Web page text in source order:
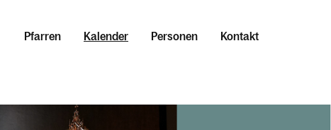
Pfarren Kalender Personen Kontakt